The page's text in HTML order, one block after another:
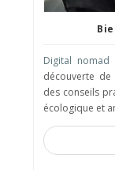
Digital nomad
découverte
des conseils
écologique et